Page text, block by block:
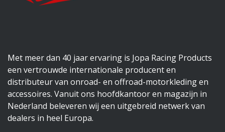
Met meer dan 40 jaar ervaring is Jopa Racing Products
een vertrouwde internationale producent en
distributeur van onroad- en offroad-motorkleding en
accessoires. Vanuit ons hoofdkantoor en magazijn in
Nederland beleveren wij een uitgebreid netwerk van
dealers in heel Europa.